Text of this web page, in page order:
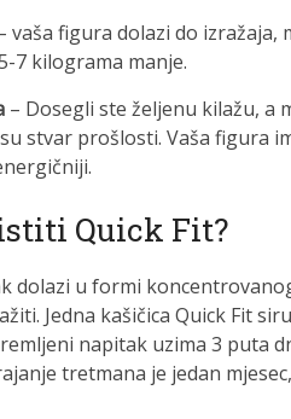
vaša figura dolazi do izražaja,
7 kilograma manje.
– Dosegli ste željenu kilažu, a
stvar prošlosti. Vaša figura
Quick Fit?
dolazi u formi
Jedna kašičica Quick Fit
napitak uzima 3 puta
tretmana je jedan